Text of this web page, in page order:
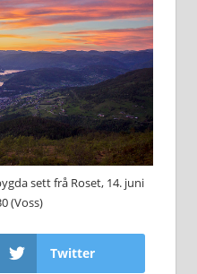
sett frå Roset, 14. juni
(Voss)
Twitter